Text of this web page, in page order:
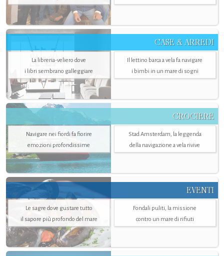
CASE & ARREDI
La libreria-veliero dove
i libri sembrano galleggiare
Il lettino barca a vela fa navigare
i bimbi in un mare di sogni
CROCIERE
Navigare nei fiordi fa fiorire
emozioni profondissime
Stad Amsterdam, la leggenda
della navigazione a vela rivive
EVENTI
Le sagre dove gustare tutto
il sapore più profondo del mare
Fondali puliti, la missione
contro un mare di rifiuti